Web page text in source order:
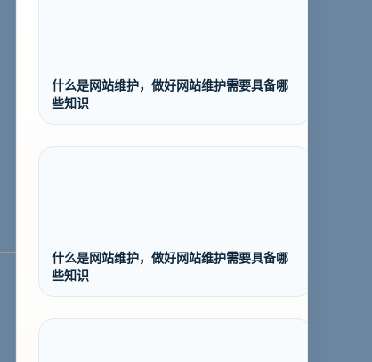
什么是网站维护，做好网站维护需要具备哪
些知识
什么是网站维护，做好网站维护需要具备哪
些知识